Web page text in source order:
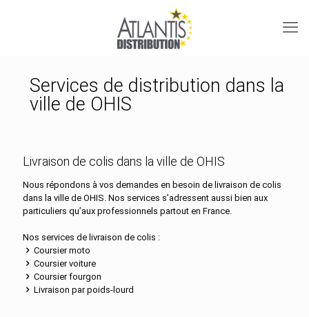
Services de distribution dans la
ville de OHIS
Livraison de colis dans la ville de OHIS
Nous répondons à vos demandes en besoin de livraison de colis
dans la ville de OHIS. Nos services s’adressent aussi bien aux
particuliers qu’aux professionnels partout en France.
Nos services de livraison de colis :
Coursier moto
Coursier voiture
Coursier fourgon
Livraison par poids-lourd